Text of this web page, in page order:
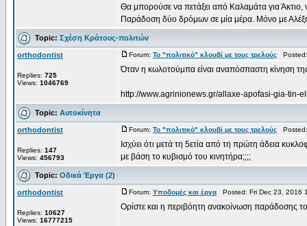
Θα μπορούσε να πετάξει από Καλαμάτα για Άκτιο,
Παράδοση δύο δρόμων σε μία μέρα. Μόνο με
Topic: Σχέση Κράτους-πολιτών
orthodontist
Replies: 725
Views: 1046769
Forum: Το "πολιτικό" κλουβί με τους τρελούς
Όταν η κωλοτούμπα είναι αναπόσπαστη κίνηση
http://www.agrinionews.gr/allaxe-apofasi-gia-tin-
Topic: Αυτοκίνητα
orthodontist
Replies: 147
Views: 456793
Forum: Το "πολιτικό" κλουβί με τους τρελούς
Ισχύει ότι μετά τη 5ετία από τη πρώτη άδεια
με βάση το κυβισμό του κινητήρα;;;;
Topic: Οδικά Έργα (2)
orthodontist
Replies: 10627
Views: 16777215
Forum: Υποδομές και έργα Posted: Fri Dec 23,
Ορίστε και η περιβόητη ανακοίνωση παράδοσης